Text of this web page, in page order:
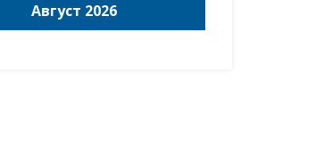
Август 2026